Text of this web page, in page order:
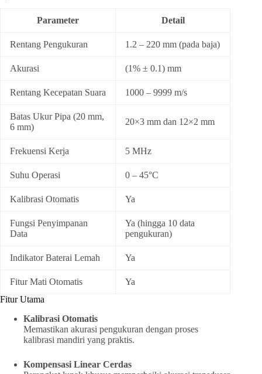
Parameter Detail
Rentang Pengukuran 1.2 – 220 mm (pada baja)
Akurasi (1% ± 0.1) mm
Rentang Kecepatan Suara 1000 – 9999 m/s
Batas Ukur Pipa (20 mm,
6 mm)
20×3 mm dan 12×2 mm
Frekuensi Kerja 5 MHz
Suhu Operasi 0 – 45°C
Kalibrasi Otomatis Ya
Fungsi Penyimpanan
Data
Ya (hingga 10 data
pengukuran)
Indikator Baterai Lemah Ya
Fitur Mati Otomatis
Ya
Fitur Utama
Kalibrasi Otomatis
Memastikan akurasi pengukuran dengan proses
kalibrasi mandiri yang praktis.
Kompensasi Linear Cerdas